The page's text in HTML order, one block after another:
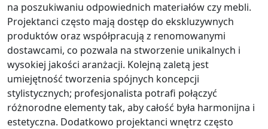
na poszukiwaniu odpowiednich materiałów czy mebli.
Projektanci często mają dostęp do ekskluzywnych
produktów oraz współpracują z renomowanymi
dostawcami, co pozwala na stworzenie unikalnych i
wysokiej jakości aranżacji. Kolejną zaletą jest
umiejętność tworzenia spójnych koncepcji
stylistycznych; profesjonalista potrafi połączyć
różnorodne elementy tak, aby całość była harmonijna i
estetyczna. Dodatkowo projektanci wnętrz często